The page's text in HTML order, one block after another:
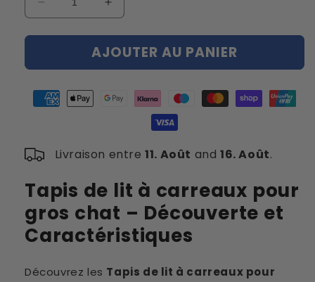
Réduire
la
quantité
Tapis
lit
à
gros
Augmenter
la
quantité
de
Tapis
lit
carreaux
gros
AJOUTER AU PANIER
Livraison entre11. Août and 16. Août.
Tapis de lit à carreaux pour
gros chat – Découverte et
Caractéristiques
Découvrez les Tapis de lit à carreaux pour